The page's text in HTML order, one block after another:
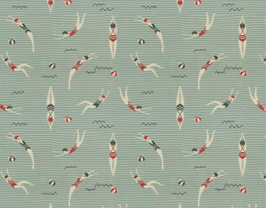
Design-Tricks: Wie man
Kunst, Kindern und
Vintage Möbeln gerecht
wird
Erin Williamson lebt, arbeitet und bloggt vergnügt
von Austin, Texas, in die Welt. In ihrem Zuhause zeigt
sie uns ungewöhnliche Design-Tricks, verrät, warum
ihre Kinder ein Karriere-Boost waren und wie man
mit dem ein oder anderen Vintage Möbel modern